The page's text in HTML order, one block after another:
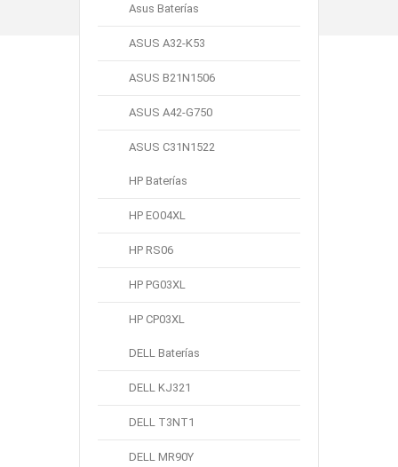
Asus Baterías
ASUS A32-K53
ASUS B21N1506
ASUS A42-G750
ASUS C31N1522
HP Baterías
HP EO04XL
HP RS06
HP PG03XL
HP CP03XL
DELL Baterías
DELL KJ321
DELL T3NT1
DELL MR90Y
Batería de tablet PC
Más Vendidos
Baterías Para Teléfonos Móviles
Batería De Tablet PC
Otras Baterías
Adaptadores Para Portátiles
Fuentes De Alimentación
Lenovo(961)
Asus(709)